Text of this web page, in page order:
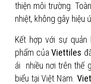
thiện môi trường.
nhiệt, không gây hiệu
Kết hợp với sự quản
phẩm củaViettiles
ái nhiều nơi trên thế
biểu tại Việt Nam.